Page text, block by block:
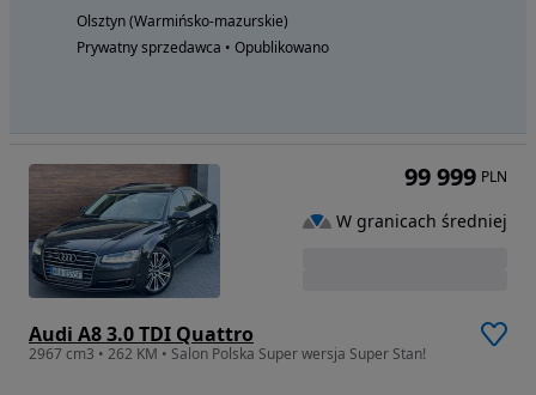
Olsztyn (Warmińsko-mazurskie)
Prywatny sprzedawca • Opublikowano
Audi A8 3.0 TDI Quattro
2967 cm3 • 262 KM • Salon Polska Super wersja Super Stan!
99 999 PLN
W granicach średniej